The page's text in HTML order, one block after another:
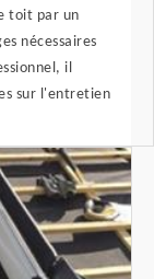
toit par un
nécessaires
il
sur l'entretien